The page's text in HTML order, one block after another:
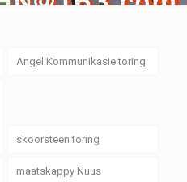
Angel Kommunikasie toring
skoorsteen toring
maatskappy Nuus